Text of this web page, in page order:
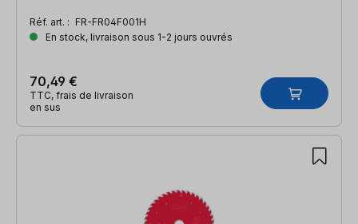
Réf. art. : FR-FR04F001H
En stock, livraison sous 1-2 jours ouvrés
70,49 €
TTC, frais de livraison
en sus